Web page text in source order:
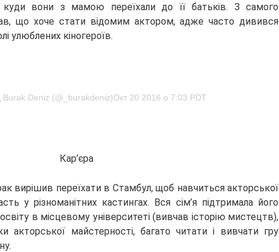
куди вони з мамою переїхали до її батьків. З самого
що хоче стати відомим актором, адже часто дивився
улюблених кіногероїв.
Burak Deniz (@_burakdeniz)Окт 20 2016 о 7:03 PDT
Кар’єра
вирішив переїхати в Стамбул, щоб навчиться акторської
у різноманітних кастингах. Вся сім’я підтримала його
в місцевому університеті (вивчав історію мистецтв),
акторської майстерності, багато читати і вивчати гру